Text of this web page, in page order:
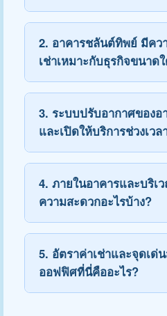
2. อาคารชลันต์ทิพย์ มีค
เช่าเหมาะกับธุรกิจขนาด
3. ระบบปรับอากาศของอ
และเปิดให้บริการช่วงเวล
4. ภายในอาคารและบริเ
ความสะดวกอะไรบ้าง?
5. อัตราค่าเช่าและจุดเด่
ออฟฟิศที่นี่คืออะไร?